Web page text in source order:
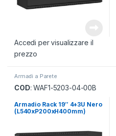
Accedi per visualizzare il
prezzo
Armadi a Parete
COD: WAF1-5203-04-00B
Armadio Rack 19″ 4+3U Nero
(L540xP200xH400mm)